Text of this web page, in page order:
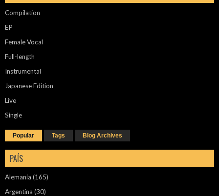
Compilation
EP
Female Vocal
Full-length
Instrumental
Japanese Edition
Live
Single
Popular Tags Blog Archives
PAÍS
Alemania (165)
Argentina (30)